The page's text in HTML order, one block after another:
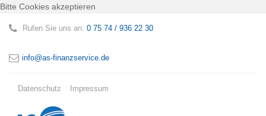
Bitte Cookies akzeptieren
Rufen Sie uns an: 0 75 74 / 936 22 30
info@as-finanzservice.de
Datenschutz Impressum